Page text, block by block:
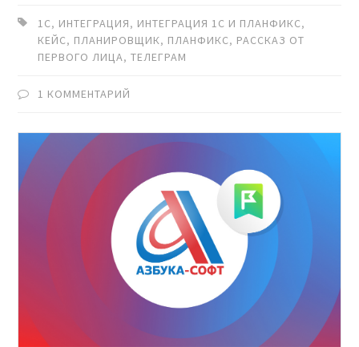
1С, ИНТЕГРАЦИЯ, ИНТЕГРАЦИЯ 1С И ПЛАНФИКС,
КЕЙС, ПЛАНИРОВЩИК, ПЛАНФИКС, РАССКАЗ ОТ
ПЕРВОГО ЛИЦА,ТЕЛЕГРАМ
1 КОММЕНТАРИЙ